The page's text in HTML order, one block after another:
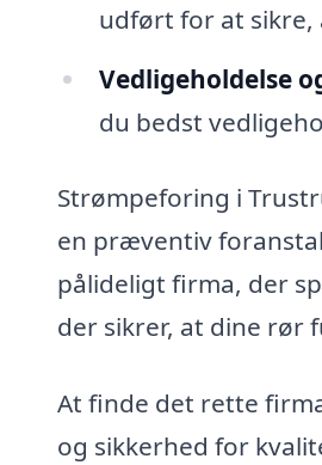
udført for at sikre,
Vedligeholdelse
du bedst
Strømpeforing i
en præventiv
pålideligt firma, der
der sikrer, at dine rør
At finde det rette
og sikkerhed for